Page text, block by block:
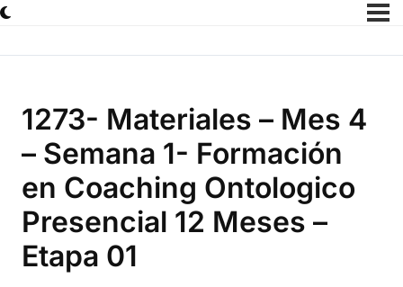
1273- Materiales – Mes 4
– Semana 1- Formación
en Coaching Ontologico
Presencial 12 Meses –
Etapa 01